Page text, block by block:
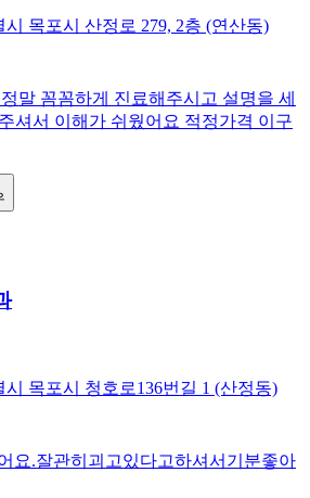
목포시 산정로 279, 2층 (연산동)
말 꼼꼼하게 진료해주시고 설명을 세
셔서 이해가 쉬웠어요 적정가격 이구
목포시 청호로136번길 1 (산정동)
요.잘관히괴고있다고하셔서기분좋아